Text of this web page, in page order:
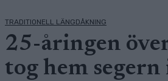
TRADITIONELL LÄNGDÅKNING
25-åringen
tog hem segern